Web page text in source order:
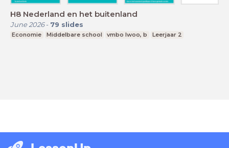
H8 Nederland en het buitenland
June 2026- 79 slides
Economie Middelbare school vmbo lwoo, b Leerjaar 2